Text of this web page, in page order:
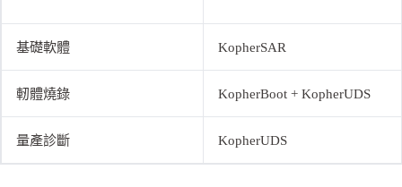
基礎軟體 KopherSAR
軔體燒錄 KopherBoot + KopherUDS
量產診斷 KopherUDS